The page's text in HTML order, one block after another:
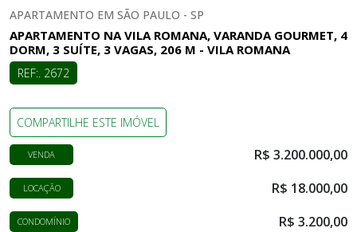
APARTAMENTO EM SÃO PAULO - SP
APARTAMENTO NA VILA ROMANA, VARANDA GOURMET, 4
DORM, 3 SUÍTE, 3 VAGAS, 206 M - VILA ROMANA
REF:. 2672
COMPARTILHE ESTE IMÓVEL
VENDA R$ 3.200.000,00
LOCAÇÃO R$ 18.000,00
CONDOMÍNIO R$ 3.200,00